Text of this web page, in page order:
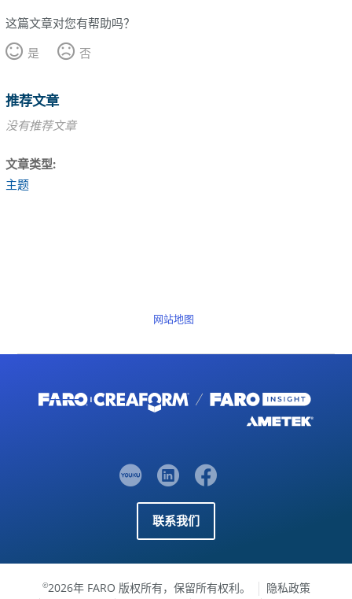
这篇文章对您有帮助吗？
是
否
推荐文章
没有推荐文章
文章类型
主题
网站地图
联系我们
©2026年 FARO 版权所有，保留所有权利。
隐私政策